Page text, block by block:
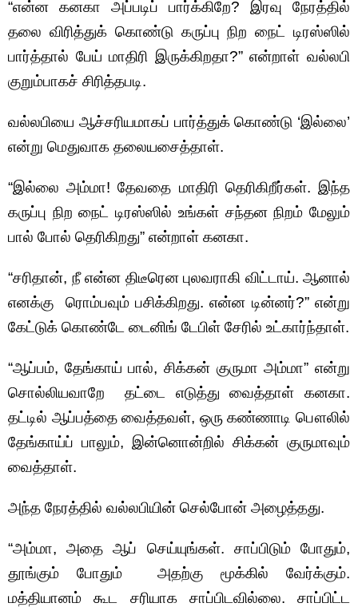
“என்ன கனகா அப்படிப் பார்க்கிறே? இரவு நேரத்தில்
தலை விரித்துக் கொண்டு கருப்பு நிற நைட் டிரஸ்ஸில்
பார்த்தால் பேய் மாதிரி இருக்கிறதா?” என்றாள் வல்லபி
குறும்பாகச் சிரித்தபடி.
வல்லபியை ஆச்சரியமாகப் பார்த்துக் கொண்டு ‘இல்லை’
என்று மெதுவாக தலையசைத்தாள்.
“இல்லை அம்மா! தேவதை மாதிரி தெரிகிறீர்கள். இந்த
கருப்பு நிற நைட் டிரஸ்ஸில் உங்கள் சந்தன நிறம் மேலும்
பால் போல் தெரிகிறது” என்றாள் கனகா.
“சரிதான், நீ என்ன திடீரென புலவராகி விட்டாய். ஆனால்
எனக்கு ரொம்பவும் பசிக்கிறது. என்ன டின்னர்?” என்று
கேட்டுக் கொண்டே டைனிங் டேபிள் சேரில் உட்கார்ந்தாள்.
“ஆப்பம், தேங்காய் பால், சிக்கன் குருமா அம்மா” என்று
சொல்லியவாறே தட்டை எடுத்து வைத்தாள் கனகா.
தட்டில் ஆப்பத்தை வைத்தவள், ஒரு கண்ணாடி பௌலில்
தேங்காய்ப் பாலும், இன்னொன்றில் சிக்கன் குருமாவும்
வைத்தாள்.
அந்த நேரத்தில் வல்லபியின் செல்போன் அழைத்தது.
“அம்மா, அதை ஆப் செய்யுங்கள். சாப்பிடும் போதும்,
தூங்கும் போதும் அதற்கு மூக்கில் வேர்க்கும்.
மத்தியானம் கூட சரியாக சாப்பிடவில்லை. சாப்பிட்ட